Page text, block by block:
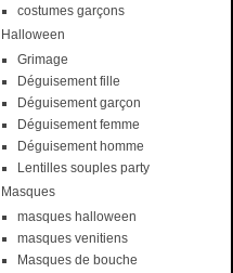
costumes garçons
Halloween
Grimage
Déguisement fille
Déguisement garçon
Déguisement femme
Déguisement homme
Lentilles souples party
Masques
masques halloween
masques venitiens
Masques de bouche